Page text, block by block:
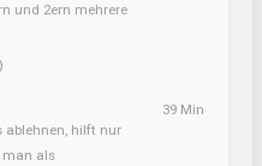
und 2ern mehrere
ablehnen, hilft nur
man als
39 Min